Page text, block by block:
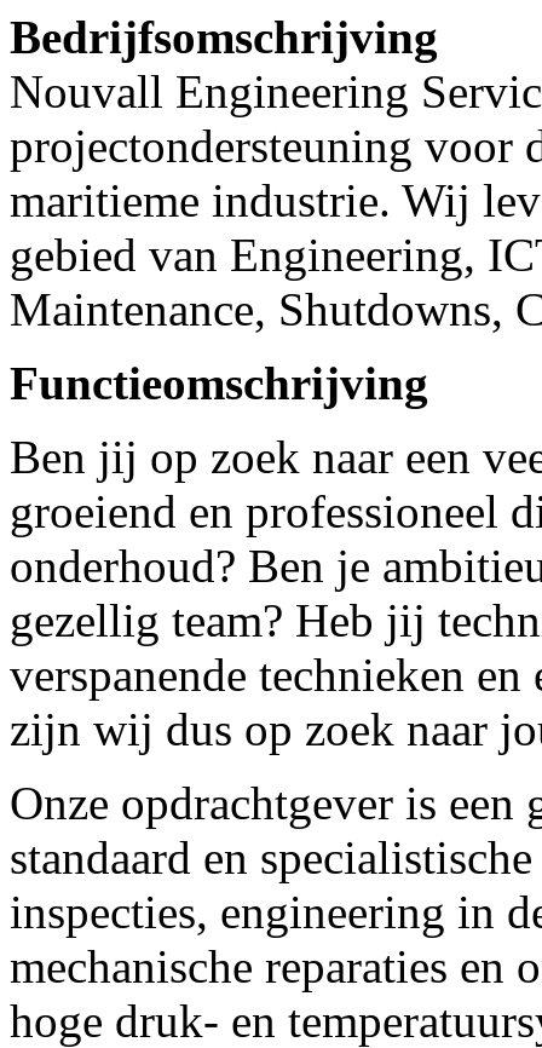
Bedrijfsomschrijving
Nouvall Engineering
projectondersteuning voor
maritieme industrie. Wij
gebied van Engineering,
Maintenance, Shutdowns,
Functieomschrijving
Ben jij op zoek naar een
groeiend en professioneel
onderhoud? Ben je
gezellig team? Heb jij
verspanende technieken
zijn wij dus op zoek naar
Onze opdrachtgever is een
standaard en
inspecties, engineering in
mechanische reparaties en
hoge druk- en